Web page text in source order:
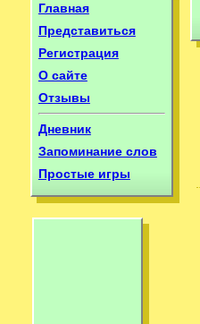
Главная
Представиться
Регистрация
О сайте
Отзывы
Дневник
Запоминание слов
Простые игры